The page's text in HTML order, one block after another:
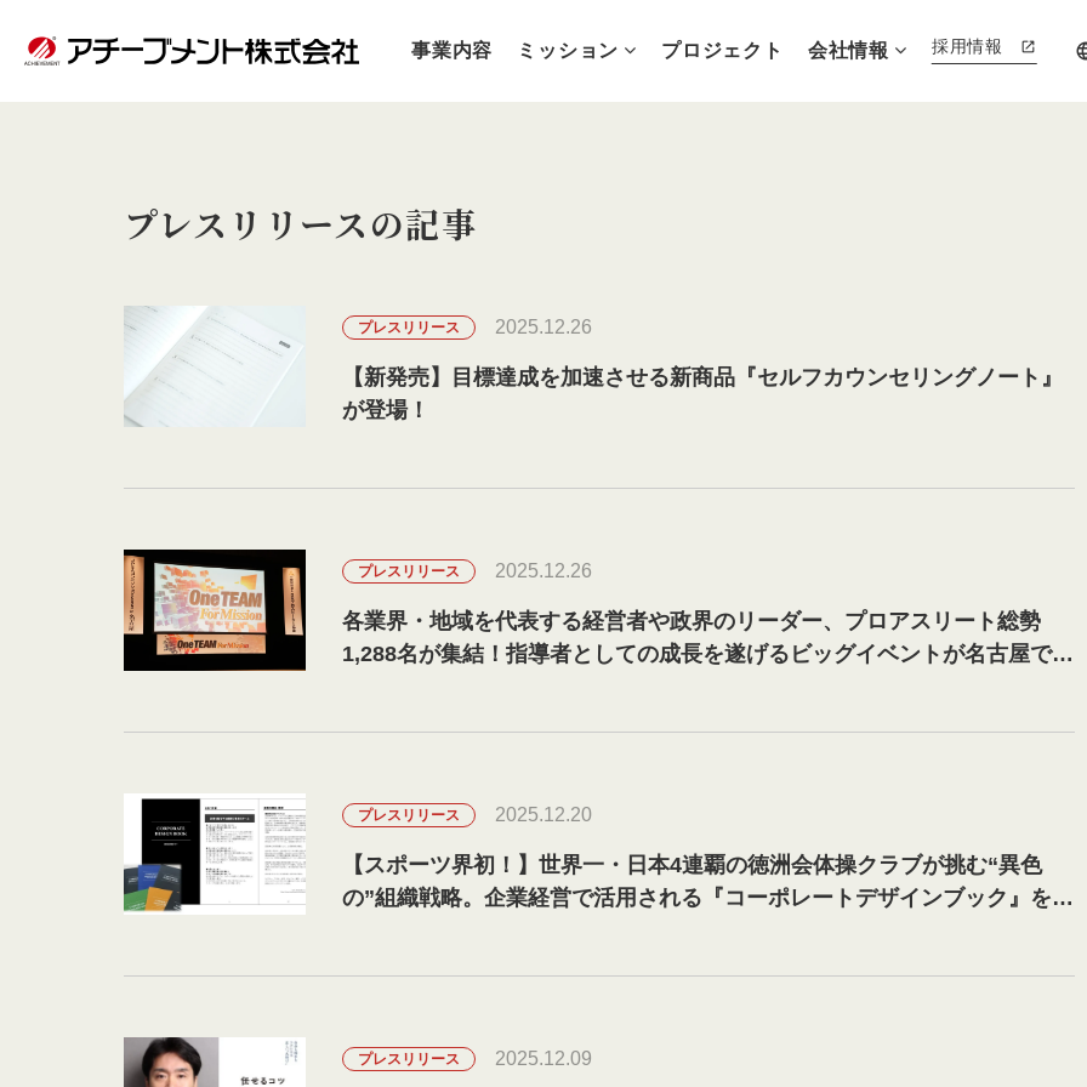
事業内容 ミッション プロジェクト 会社情報 採用情報
プレスリリースの記事
プレスリリース 2025.12.26
【新発売】目標達成を加速させる新商品『セルフカウンセリングノート』
が登場！
プレスリリース 2025.12.26
各業界・地域を代表する経営者や政界のリーダー、プロアスリート総勢
1,288名が集結！指導者としての成長を遂げるビッグイベントが名古屋で開
プレスリリース 2025.12.20
【スポーツ界初！】世界一・日本4連覇の徳洲会体操クラブが挑む“異色
の”組織戦略。企業経営で活用される『コーポレートデザインブック』を導
プレスリリース 2025.12.09